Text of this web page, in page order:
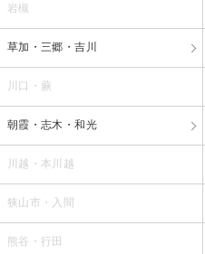
岩槻
草加・三郷・吉川
川口・蕨
朝霞・志木・和光
川越・本川越
狭山市・入間
熊谷・行田